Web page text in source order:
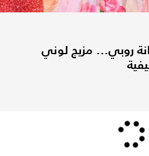
روبي... مزيج لوني